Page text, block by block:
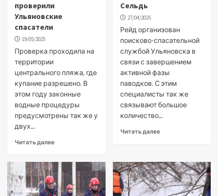
проверили
Ульяновские
спасатели
19/05/2025
Проверка проходила на
территории
центрального пляжа, где
купание разрешено. В
этом году законные
водные процедуры
предусмотрены так же у
двух...
Читать далее
Сельдь
27/04/2025
Рейд организован
поисково-спасательной
службой Ульяновска в
связи с завершением
активной фазы
паводков. С этим
специалисты так же
связывают большое
количество...
Читать далее